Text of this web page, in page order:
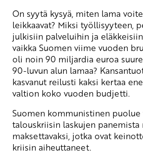
On syytä kysyä, miten lama
leikkaavat? Miksi työllisyyteen,
julkisiin palveluihin ja eläkkeisiin
vaikka Suomen viime vuoden
oli noin 90 miljardia euroa
90-luvun alun lamaa?
kasvanut reilusti kaksi kertaa
valtion koko vuoden budjetti.
Suomen kommunistinen puolue
talouskriisin laskujen panemista
maksettavaksi, jotka ovat
kriisin aiheuttaneet.